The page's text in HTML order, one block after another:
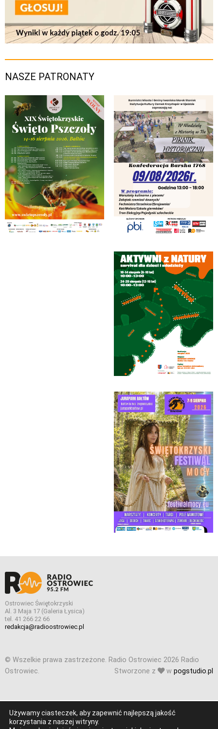
NASZE PATRONATY
Ostrowiec Świętokrzyski
Al. 3 Maja 17 (Galeria Łysica)
tel. 41 266 22 66
redakcja@radioostrowiec.pl
© Wszelkie prawa zastrzeżone. Radio Ostrowiec 2026 Radio
Ostrowiec.
Stworzone z w pogstudio.pl
Używamy ciasteczek, aby zapewnić najlepszą jakość
korzystania z naszej witryny.